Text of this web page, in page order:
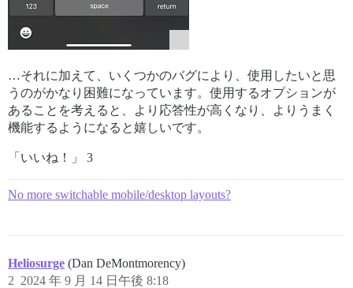
…それに加えて、いくつかのバグにより、使用したいと思
うのがかなり困難になっています。使用するオプションが
あることを考えると、より応答性が高くなり、よりうまく
機能するようになると嬉しいです。
「いいね！」 3
No more switchable mobile/desktop layouts?
Heliosurge (Dan DeMontmorency)
2024 年 9 月 14 日午後 8:18
2